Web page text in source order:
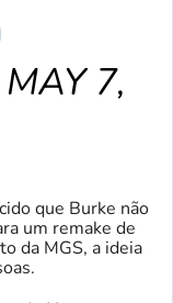
MAY 7,
que Burke não
um remake de
da MGS, a ideia